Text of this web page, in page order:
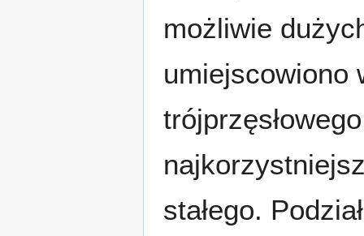
możliwie
umiejscowiono
stałego.